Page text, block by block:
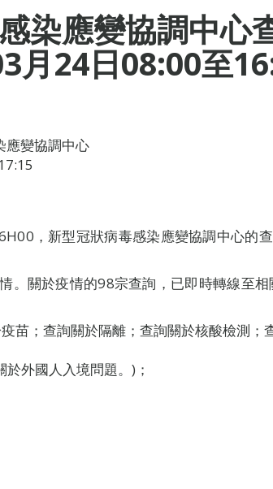
染應變協調中心
月24日08:00至
應變協調中心
，新型冠狀病毒感染應變協調中心的
。關於疫情的98宗查詢，已即時轉線至相
苗；查詢關於隔離；查詢關於核酸檢測；
外國人入境問題。)；